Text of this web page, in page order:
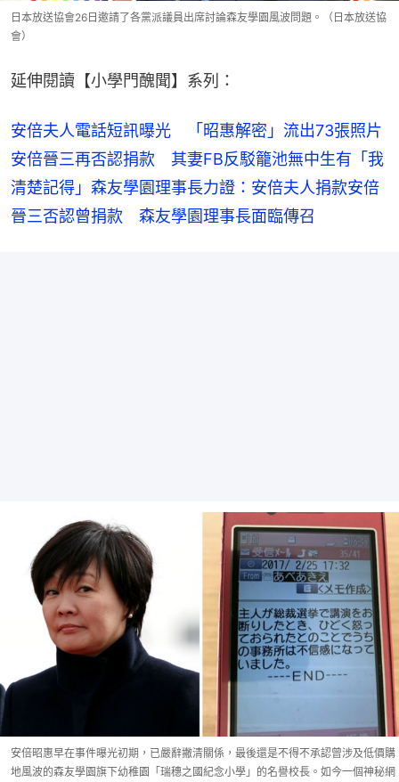
日本放送協會26日邀請了各黨派議員出席討論森友學園風波問題。（日本放送協
會）
延伸閱讀【小學門醜聞】系列：
安倍夫人電話短訊曝光　「昭惠解密」流出73張照片
安倍晉三再否認捐款　其妻FB反駁籠池無中生有 「我
清楚記得」森友學園理事長力證：安倍夫人捐款安倍
晉三否認曾捐款　森友學園理事長面臨傳召
安倍昭惠早在事件曝光初期，已嚴辭撇清關係，最後還是不得不承認曾涉及低價購
地風波的森友學園旗下幼稚園「瑞穗之國紀念小學」的名譽校長。如今一個神秘網